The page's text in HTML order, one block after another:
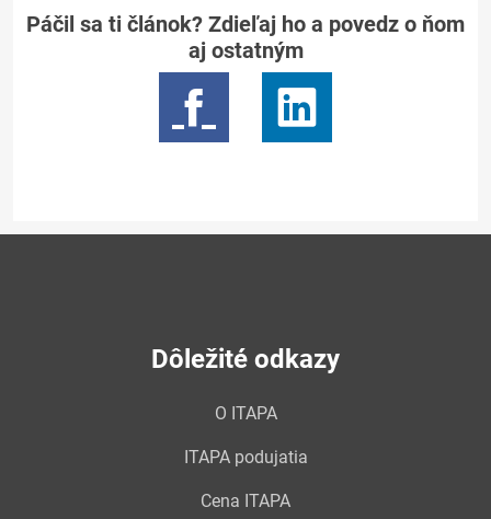
Páčil sa ti článok? Zdieľaj ho a povedz o ňom
aj ostatným
Dôležité odkazy
O ITAPA
ITAPA podujatia
Cena ITAPA